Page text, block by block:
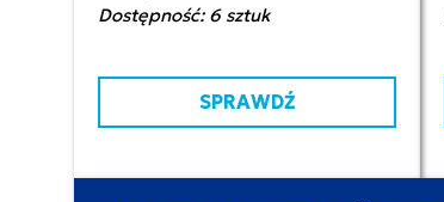
Dostępność: 6 sztuk
SPRAWDŹ